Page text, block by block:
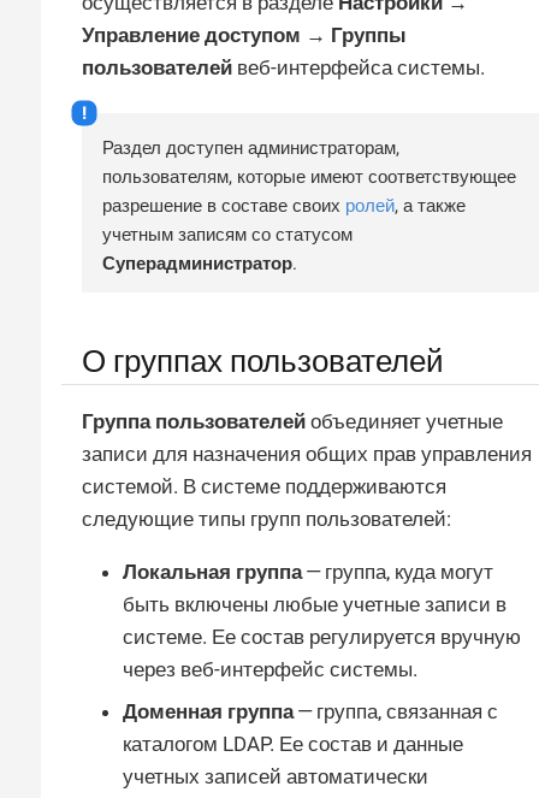
Управление доступом → Группы
пользователей веб-интерфейса системы.
Раздел доступен администраторам,
пользователям, которые имеют соответствующее
разрешение в составе своих ролей, а также
учетным записям со статусом
Суперадминистратор.
О группах пользователей
Группа пользователей объединяет учетные
записи для назначения общих прав управления
системой. В системе поддерживаются
следующие типы групп пользователей:
Локальная группа— группа, куда могут
быть включены любые учетные записи в
системе. Ее состав регулируется вручную
через веб-интерфейс системы.
Доменная группа— группа, связанная с
каталогом LDAP. Ее состав и данные
учетных записей автоматически